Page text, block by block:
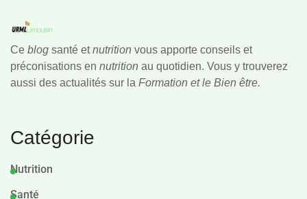
Ce blog santé etnutrition vous apporte conseils et
préconisations en nutrition au quotidien. Vous y trouverez
aussi des actualités sur la Formation et le Bien être.
Catégorie
Nutrition
Santé